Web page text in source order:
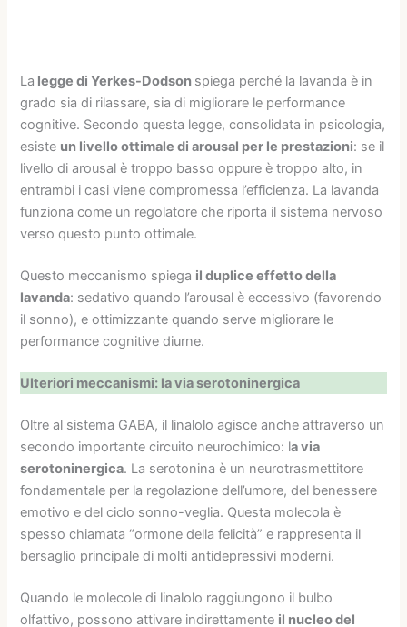
La legge di Yerkes-Dodson spiega perché la lavanda è in
grado sia di rilassare, sia di migliorare le performance
cognitive. Secondo questa legge, consolidata in psicologia,
esiste un livello ottimale di arousal per le prestazioni: se il
livello di arousal è troppo basso oppure è troppo alto, in
entrambi i casi viene compromessa l’efficienza. La lavanda
funziona come un regolatore che riporta il sistema nervoso
verso questo punto ottimale.
Questo meccanismo spiega il duplice effetto della
lavanda: sedativo quando l’arousal è eccessivo (favorendo
il sonno), e ottimizzante quando serve migliorare le
performance cognitive diurne.
Ulteriori meccanismi: la via serotoninergica
Oltre al sistema GABA, il linalolo agisce anche attraverso un
secondo importante circuito neurochimico: la via
serotoninergica. La serotonina è un neurotrasmettitore
fondamentale per la regolazione dell’umore, del benessere
emotivo e del ciclo sonno-veglia. Questa molecola è
spesso chiamata “ormone della felicità” e rappresenta il
bersaglio principale di molti antidepressivi moderni.
Quando le molecole di linalolo raggiungono il bulbo
olfattivo, possono attivare indirettamente il nucleo del